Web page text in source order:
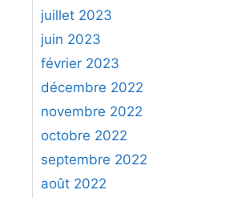
juillet 2023
juin 2023
février 2023
décembre 2022
novembre 2022
octobre 2022
septembre 2022
août 2022